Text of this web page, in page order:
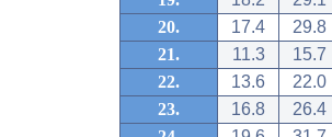
20.
17.4
29.8
21.
11.3
15.7
22.
13.6
22.0
23.
16.8
26.4